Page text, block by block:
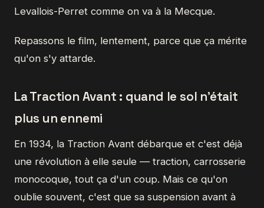
Levallois-Perret comme on va à la Mecque.
Repassons le film, lentement, parce que ça mérite
qu'on s'y attarde.
La Traction Avant : quand le sol n'était
plus un ennemi
En 1934, la Traction Avant débarque et c'est déjà
une révolution à elle seule — traction, carrosserie
monocoque, tout ça d'un coup. Mais ce qu'on
oublie souvent, c'est que sa suspension avant à